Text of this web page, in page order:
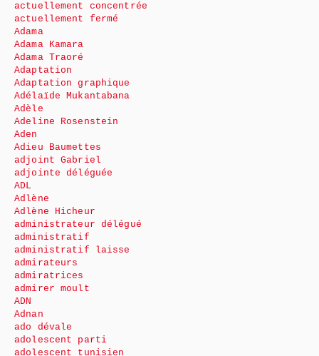
actuellement concentrée
actuellement fermé
Adama
Adama Kamara
Adama Traoré
Adaptation
Adaptation graphique
Adélaïde Mukantabana
Adèle
Adeline Rosenstein
Aden
Adieu Baumettes
adjoint Gabriel
adjointe déléguée
ADL
Adlène
Adlène Hicheur
administrateur délégué
administratif
administratif laisse
admirateurs
admiratrices
admirer moult
ADN
Adnan
ado dévale
adolescent parti
adolescent tunisien